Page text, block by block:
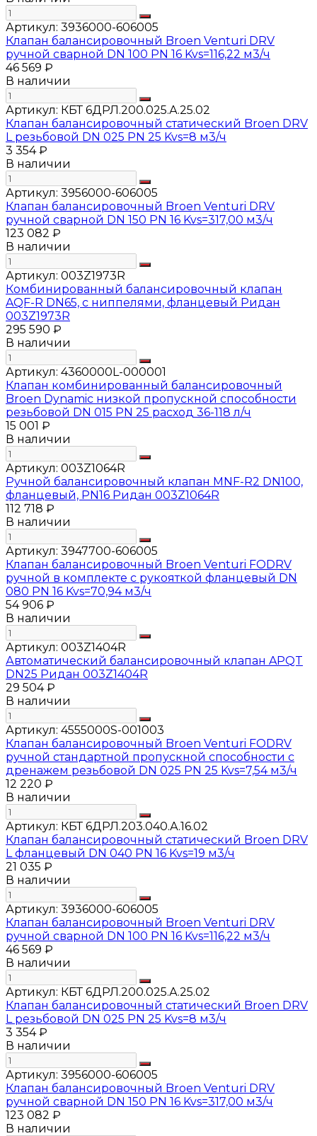
Артикул: 3936000-606005
Клапан балансировочный Broen Venturi DRV
ручной сварной DN 100 PN 16 Kvs=116,22 м3/ч
46 569 ₽
В наличии
Артикул: КБТ 6ДРЛ.200.025.А.25.02
Клапан балансировочный статический Broen DRV
L резьбовой DN 025 PN 25 Kvs=8 м3/ч
3 354 ₽
В наличии
Артикул: 3956000-606005
Клапан балансировочный Broen Venturi DRV
ручной сварной DN 150 PN 16 Kvs=317,00 м3/ч
123 082 ₽
В наличии
Артикул: 003Z1973R
Комбинированный балансировочный клапан
AQF-R DN65, с ниппелями, фланцевый Ридан
003Z1973R
295 590 ₽
В наличии
Артикул: 4360000L-000001
Клапан комбинированный балансировочный
Broen Dynamic низкой пропускной способности
резьбовой DN 015 PN 25 расход 36-118 л/ч
15 001 ₽
В наличии
Артикул: 003Z1064R
Ручной балансировочный клапан MNF-R2 DN100,
фланцевый, PN16 Ридан 003Z1064R
112 718 ₽
В наличии
Артикул: 3947700-606005
Клапан балансировочный Broen Venturi FODRV
ручной в комплекте с рукояткой фланцевый DN
080 PN 16 Kvs=70,94 м3/ч
54 906 ₽
В наличии
Артикул: 003Z1404R
Автоматический балансировочный клапан APQT
DN25 Ридан 003Z1404R
29 504 ₽
В наличии
Артикул: 4555000S-001003
Клапан балансировочный Broen Venturi FODRV
ручной стандартной пропускной способности с
дренажем резьбовой DN 025 PN 25 Kvs=7,54 м3/ч
12 220 ₽
В наличии
Артикул: КБТ 6ДРЛ.203.040.А.16.02
Клапан балансировочный статический Broen DRV
L фланцевый DN 040 PN 16 Kvs=19 м3/ч
21 035 ₽
В наличии
Артикул: 3936000-606005
Клапан балансировочный Broen Venturi DRV
ручной сварной DN 100 PN 16 Kvs=116,22 м3/ч
46 569 ₽
В наличии
Артикул: КБТ 6ДРЛ.200.025.А.25.02
Клапан балансировочный статический Broen DRV
L резьбовой DN 025 PN 25 Kvs=8 м3/ч
3 354 ₽
В наличии
Артикул: 3956000-606005
Клапан балансировочный Broen Venturi DRV
ручной сварной DN 150 PN 16 Kvs=317,00 м3/ч
123 082 ₽
В наличии